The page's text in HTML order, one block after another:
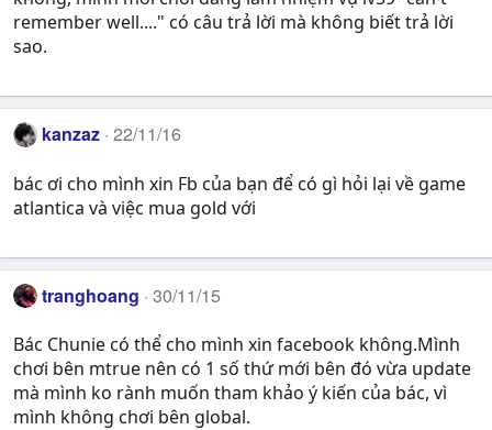
remember well...." có câu trả lời mà không biết trả lời
sao.
kanzaz 22/11/16
bác ơi cho mình xin Fb của bạn để có gì hỏi lại về game
atlantica và việc mua gold với
tranghoang 30/11/15
Bác Chunie có thể cho mình xin facebook không.Mình
chơi bên mtrue nên có 1 số thứ mới bên đó vừa update
mà mình ko rành muốn tham khảo ý kiến của bác, vì
mình không chơi bên global.